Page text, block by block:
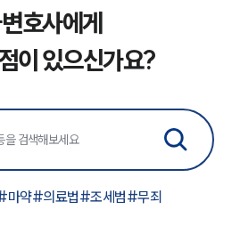
호사에게
이 있으신가요?
마약#의료법#조세범#무죄